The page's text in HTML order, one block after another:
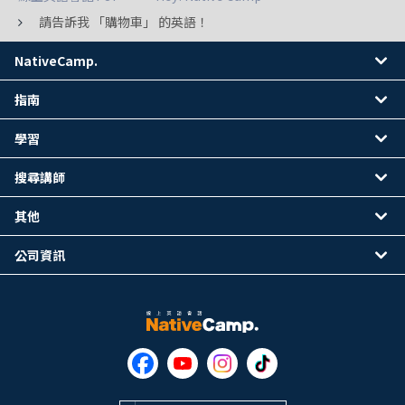
請告訴我 「購物車」 的英語！
NativeCamp.
指南
學習
搜尋講師
其他
公司資訊